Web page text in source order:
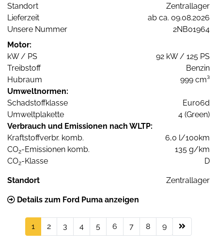
Standort
Zentrallager
Lieferzeit
ab ca. 09.08.2026
Unsere Nummer
2NB01964
Motor:
kW / PS
92 kW / 125 PS
Treibstoff
Benzin
Hubraum
999 cm³
Umweltnormen:
Schadstoffklasse
Euro6d
Umweltplakette
4 (Green)
Verbrauch und Emissionen nach WLTP:
Kraftstoffverbr. komb.
6,0 l/100km
CO2-Emissionen komb.
135 g/km
CO2-Klasse D
Standort Zentrallager
Details zum Ford Puma anzeigen
1 2 3 4 5 6 7 8 9